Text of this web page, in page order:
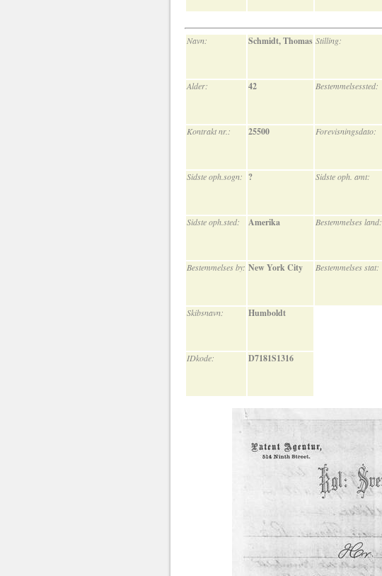
Navn: Schmidt, Thomas Stilling:
Alder: 42 Bestemmelsessted:
Kontrakt nr.: 25500 Forevisningsdato:
Sidste oph.sogn: ? Sidste oph. amt:
Sidste oph.sted: Amerika Bestemmelses land:
Bestemmelses by: New York City Bestemmelses stat:
Skibsnavn: Humboldt
IDkode: D7181S1316